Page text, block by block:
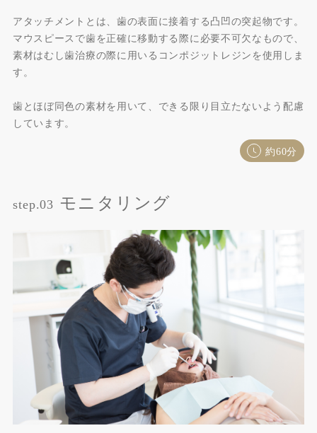
アタッチメントとは、歯の表面に接着する凸凹の突起物です。
マウスピースで歯を正確に移動する際に必要不可欠なもので、
素材はむし歯治療の際に用いるコンポジットレジンを使用しま
す。
歯とほぼ同色の素材を用いて、できる限り目立たないよう配慮
しています。
約60分
step.03 モニタリング